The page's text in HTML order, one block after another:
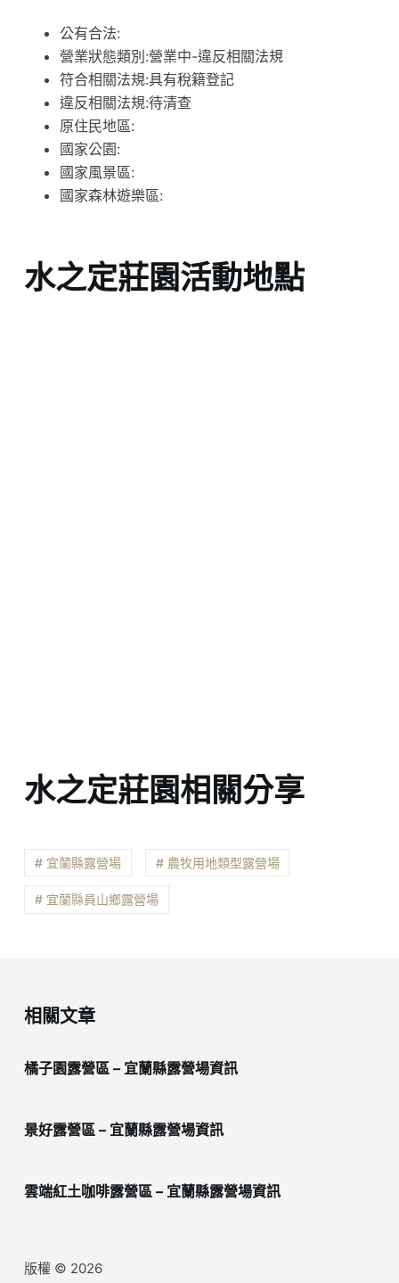
公有合法:
營業狀態類別:營業中-違反相關法規
符合相關法規:具有稅籍登記
違反相關法規:待清查
原住民地區:
國家公園:
國家風景區:
國家森林遊樂區:
水之定莊園活動地點
水之定莊園相關分享
# 宜蘭縣露營場 # 農牧用地類型露營場
# 宜蘭縣員山鄉露營場
相關文章
橘子園露營區 – 宜蘭縣露營場資訊
景好露營區 – 宜蘭縣露營場資訊
雲端紅土咖啡露營區 – 宜蘭縣露營場資訊
版權 © 2026